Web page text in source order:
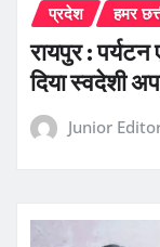
प्रदेश हमर
रायपुर :
दिया स्वदेशी
Junior